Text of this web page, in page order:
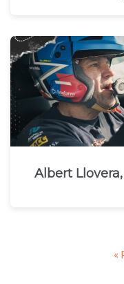
Albert
«